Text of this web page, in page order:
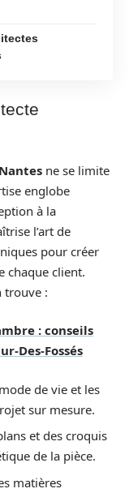
ne se limite
englobe
à la
l’art de
pour créer
chaque client.
trouve :
: conseils
Des-Fossés
de vie et les
sur mesure.
et des croquis
de la pièce.
matières